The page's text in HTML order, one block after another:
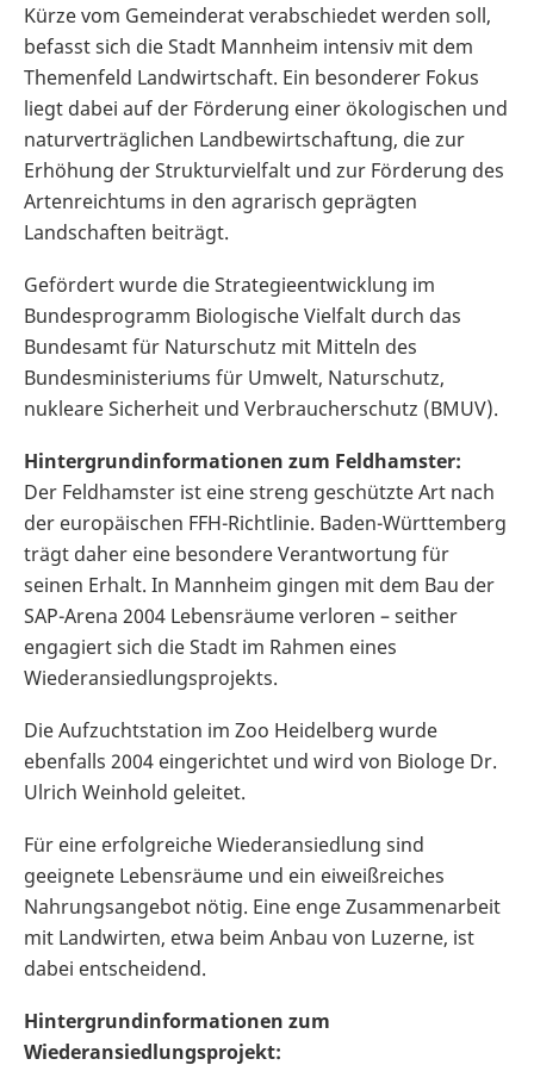
Kürze vom Gemeinderat verabschiedet werden soll,
befasst sich die Stadt Mannheim intensiv mit dem
Themenfeld Landwirtschaft. Ein besonderer Fokus
liegt dabei auf der Förderung einer ökologischen und
naturverträglichen Landbewirtschaftung, die zur
Erhöhung der Strukturvielfalt und zur Förderung des
Artenreichtums in den agrarisch geprägten
Landschaften beiträgt.
Gefördert wurde die Strategieentwicklung im
Bundesprogramm Biologische Vielfalt durch das
Bundesamt für Naturschutz mit Mitteln des
Bundesministeriums für Umwelt, Naturschutz,
nukleare Sicherheit und Verbraucherschutz (BMUV).
Hintergrundinformationen zum Feldhamster:
Der Feldhamster ist eine streng geschützte Art nach
der europäischen FFH-Richtlinie. Baden-Württemberg
trägt daher eine besondere Verantwortung für
seinen Erhalt. In Mannheim gingen mit dem Bau der
SAP-Arena 2004 Lebensräume verloren – seither
engagiert sich die Stadt im Rahmen eines
Wiederansiedlungsprojekts.
Die Aufzuchtstation im Zoo Heidelberg wurde
ebenfalls 2004 eingerichtet und wird von Biologe Dr.
Ulrich Weinhold geleitet.
Für eine erfolgreiche Wiederansiedlung sind
geeignete Lebensräume und ein eiweißreiches
Nahrungsangebot nötig. Eine enge Zusammenarbeit
mit Landwirten, etwa beim Anbau von Luzerne, ist
dabei entscheidend.
Hintergrundinformationen zum
Wiederansiedlungsprojekt: